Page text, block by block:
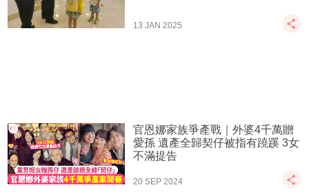
13 JAN 2025
官恩娜家族爭產戰｜外婆4千萬贈
愛孫 遺產全歸契仔被指有蹺蹊 3女
不滿提告
20 SEP 2024